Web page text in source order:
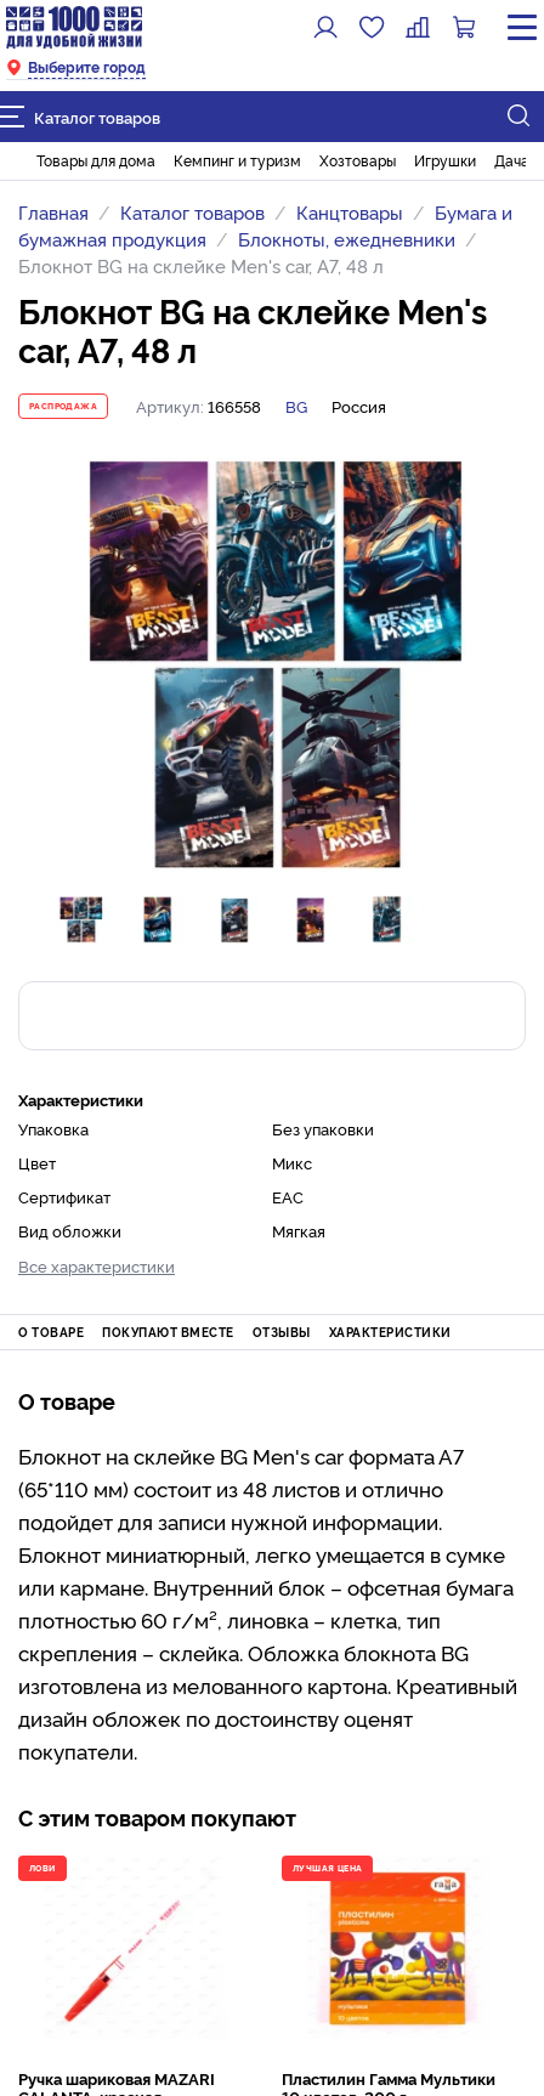
Выберите город
Каталог товаров
Товары для дома Кемпинг и туризм Хозтовары Игрушки Дача
Главная Каталог товаров Канцтовары
Бумага и
бумажная продукция
Блокноты, ежедневники
Блокнот BG на склейке Men's car, А7, 48 л
Блокнот BG на склейке Men's
car, А7, 48 л
РАСПРОДАЖА Артикул: 166558 BG Россия
Характеристики
Упаковка
Без упаковки
Цвет
Микс
Сертификат
ЕАС
Вид обложки
Мягкая
Все характеристики
О ТОВАРЕ ПОКУПАЮТ ВМЕСТЕ ОТЗЫВЫ ХАРАКТЕРИСТИКИ
О товаре
Блокнот на склейке BG Men's car формата А7
(65*110 мм) состоит из 48 листов и отлично
подойдет для записи нужной информации.
Блокнот миниатюрный, легко умещается в сумке
или кармане. Внутренний блок – офсетная бумага
плотностью 60 г/м², линовка – клетка, тип
скрепления – склейка. Обложка блокнота BG
изготовлена из мелованного картона. Креативный
дизайн обложек по достоинству оценят
покупатели.
С этим товаром покупают
ЛОВИ
Ручка шариковая MAZARI
ЛУЧШАЯ ЦЕНА
Пластилин Гамма Мультики